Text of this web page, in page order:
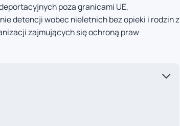
poza granicami UE,
detencji wobec nieletnich bez opieki i rodzin z
zajmujących się ochroną praw